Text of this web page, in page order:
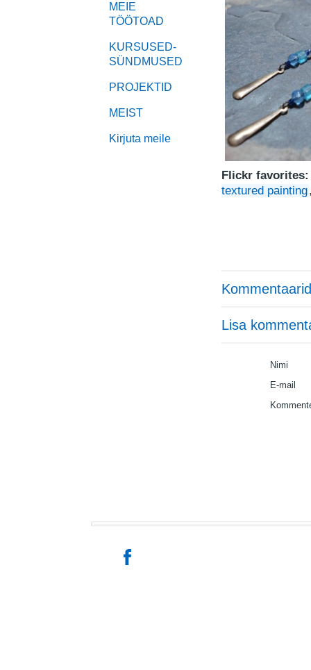
MEIE
TÖÖTOAD
KURSUSED-
SÜNDMUSED
PROJEKTID
MEIST
Kirjuta meile
Flickr favorites:
textured painting
Lisa
Nimi
E-mail